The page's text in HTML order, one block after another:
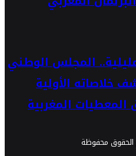
المجلس الوطني
خلاصاته الأولية